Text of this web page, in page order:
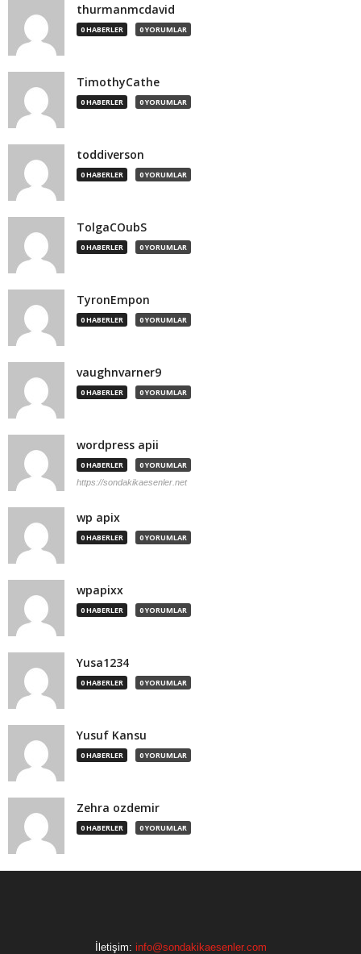
thurmanmcdavid
0 HABERLER 0 YORUMLAR
TimothyCathe
0 HABERLER 0 YORUMLAR
toddiverson
0 HABERLER 0 YORUMLAR
TolgaCOubS
0 HABERLER 0 YORUMLAR
TyronEmpon
0 HABERLER 0 YORUMLAR
vaughnvarner9
0 HABERLER 0 YORUMLAR
wordpress apii
0 HABERLER 0 YORUMLAR
https://sondakikaesenler.net
wp apix
0 HABERLER 0 YORUMLAR
wpapixx
0 HABERLER 0 YORUMLAR
Yusa1234
0 HABERLER 0 YORUMLAR
Yusuf Kansu
0 HABERLER 0 YORUMLAR
Zehra ozdemir
0 HABERLER 0 YORUMLAR
İletişim: info@sondakikaesenler.com